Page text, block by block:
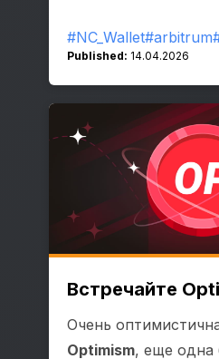
#NC_Wallet#arbitrum
Published: 14.04.2026
Встречайте
Очень
Optimism, еще одна